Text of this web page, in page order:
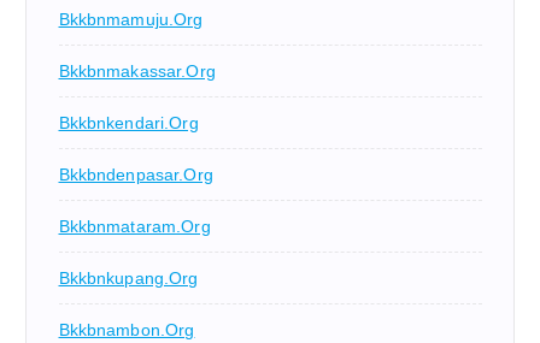
Bkkbnmamuju.org
Bkkbnmakassar.org
Bkkbnkendari.org
Bkkbndenpasar.org
Bkkbnmataram.org
Bkkbnkupang.org
Bkkbnambon.org